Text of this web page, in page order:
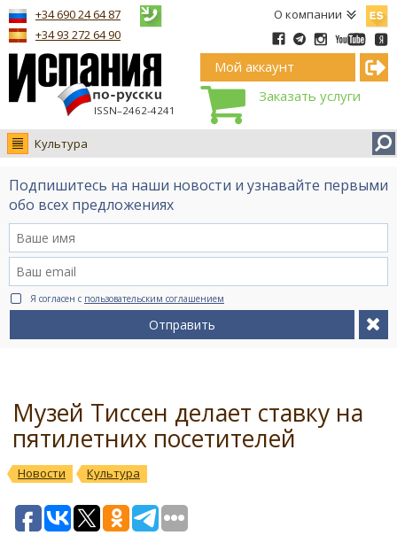
О компании
ISSN–2462-4241
+34 690 24 64 87
+34 93 272 64 90
Мой аккаунт
Заказать услуги
Культура
Новости
Интервью
Видео Ruso.TV
BCN life
Сервис на немецком
Подпишитесь на наши новости и узнавайте первыми
обо всех предложениях
Я согласен с пользовательским соглашением
Отправить
Музей Тиссен делает ставку на
пятилетних посетителей
Новости Культура